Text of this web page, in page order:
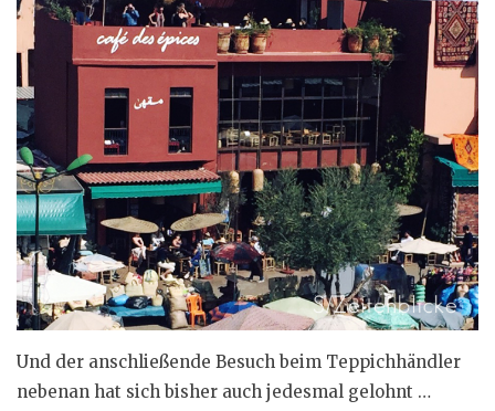
Und der anschließende Besuch beim Teppichhändler
nebenan hat sich bisher auch jedesmal gelohnt …